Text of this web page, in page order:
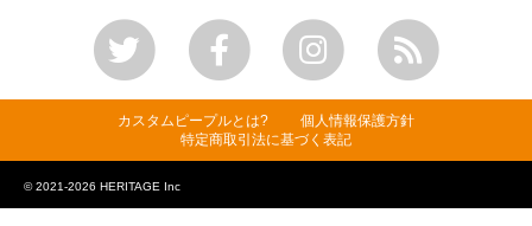
カスタムピープルとは?
個人情報保護方針
特定商取引法に基づく表記
© 2021-2026 HERITAGE Inc